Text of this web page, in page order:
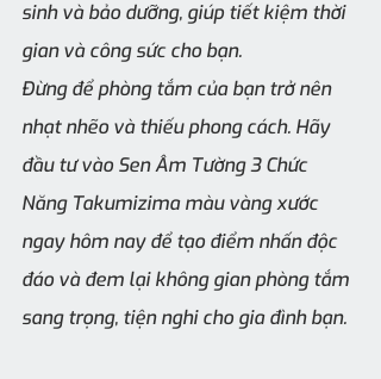
sinh và bảo dưỡng, giúp tiết kiệm thời
gian và công sức cho bạn.
Đừng để phòng tắm của bạn trở nên
nhạt nhẽo và thiếu phong cách. Hãy
đầu tư vào Sen Âm Tường 3 Chức
Năng Takumizima màu vàng xước
ngay hôm nay để tạo điểm nhấn độc
đáo và đem lại không gian phòng tắm
sang trọng, tiện nghi cho gia đình bạn.